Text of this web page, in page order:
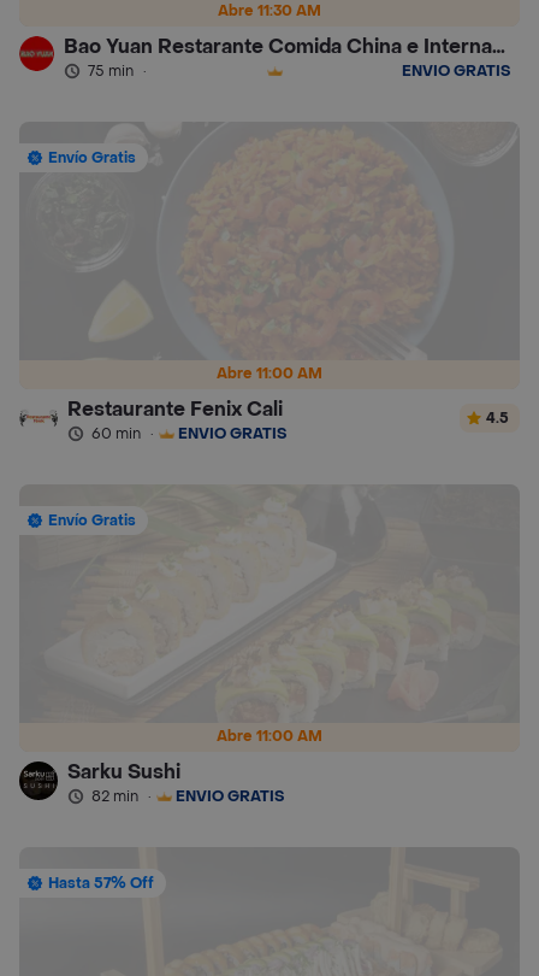
Abre 11:30 AM
Bao Yuan Restarante Comida China e Internacional
75 min · ENVÍO GRATIS
Abre 11:00 AM
Envío Gratis
Restaurante Fenix Cali
60 min · ENVÍO GRATIS
4.5
Abre 11:00 AM
Envío Gratis
Sarku Sushi
82 min · ENVÍO GRATIS
Hasta 57% Off